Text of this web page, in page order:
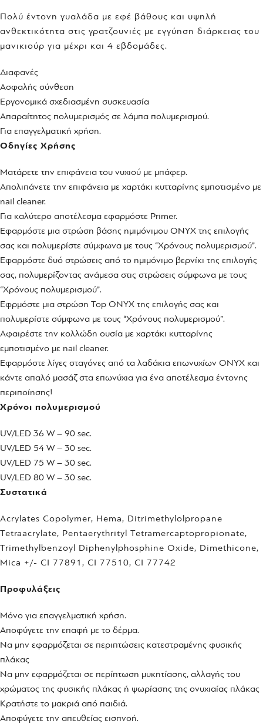
Πολύ έντονη γυαλάδα με εφέ βάθους και υψηλή
ανθεκτικότητα στις γρατζουνιές με εγγύηση διάρκειας του
μανικιούρ για μέχρι και 4 εβδομάδες.
Διαφανές
Ασφαλής σύνθεση
Εργονομικά σχεδιασμένη συσκευασία
Απαραίτητος πολυμερισμός σε λάμπα πολυμερισμού.
Για επαγγελματική χρήση.
Οδηγίες Χρήσης
Ματάρετε την επιφάνεια του νυχιού με μπάφερ.
Απολιπάνετε την επιφάνεια με χαρτάκι κυτταρίνης εμποτισμένο με
nail cleaner.
Για καλύτερο αποτέλεσμα εφαρμόστε Primer.
Εφαρμόστε μια στρώση βάσης ημιμόνιμου ONYX της επιλογής
σας και πολυμερίστε σύμφωνα με τους “Χρόνους πολυμερισμού”.
Εφαρμόστε δυό στρώσεις από το ημιμόνιμο βερνίκι της επιλογής
σας, πολυμερίζοντας ανάμεσα στις στρώσεις σύμφωνα με τους
“Χρόνους πολυμερισμού”.
Εφρμόστε μια στρώση Top ONYX της επιλογής σας και
πολυμερίστε σύμφωνα με τους “Χρόνους πολυμερισμού”.
Αφαιρέστε την κολλώδη ουσία με χαρτάκι κυτταρίνης
εμποτισμένο με nail cleaner.
Εφαρμόστε λίγες σταγόνες από τα λαδάκια επωνυχίων ONYX και
κάντε απαλό μασάζ στα επωνύχια για ένα αποτέλεσμα έντονης
περιποίησης!
Χρόνοι πολυμερισμού
UV/LED 36 W – 90 sec.
UV/LED 54 W – 30 sec.
UV/LED 75 W – 30 sec.
UV/LED 80 W – 30 sec.
Συστατικά
Acrylates Copolymer, Hema, Ditrimethylolpropane
Tetraacrylate, Pentaerythrityl Tetramercaptopropionate,
Trimethylbenzoyl Diphenylphosphine Oxide, Dimethicone,
Mica +/- CI 77891, CI 77510, CI 77742
Προφυλάξεις
Μόνο για επαγγελματική χρήση.
Αποφύγετε την επαφή με το δέρμα.
Να μην εφαρμόζεται σε περιπτώσεις κατεστραμένης φυσικής
πλάκας
Να μην εφαρμόζεται σε περίπτωση μυκητίασης, αλλαγής του
χρώματος της φυσικής πλάκας ή ψωρίασης της ονυχιαίας πλάκας
Κρατήστε το μακριά από παιδιά.
Αποφύγετε την απευθείας εισπνοή.